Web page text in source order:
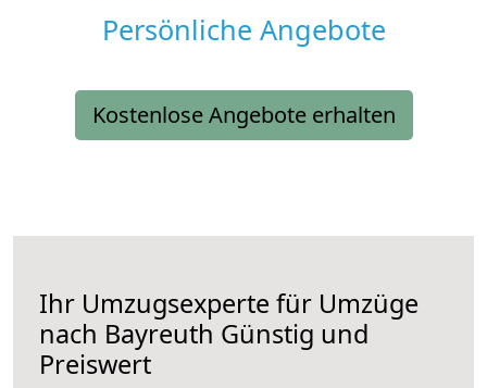
Persönliche Angebote
Kostenlose Angebote erhalten
Ihr Umzugsexperte für Umzüge
nach Bayreuth Günstig und
Preiswert